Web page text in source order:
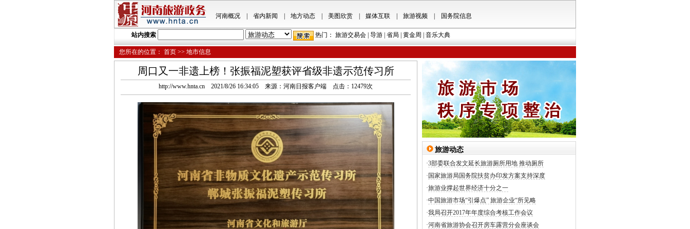
河南概况| 省内新闻 地方动态| 美图欣赏| 媒体互联| 旅游视频| 国务院信息
站内搜索 热门： 旅游交易会 导游 省局 黄金周 音乐大典
您所在的位置： 首页 >> 地市信息
周口又一非遗上榜！张振福泥塑获评省级非遗示范传习所
http://www.hnta.cn 2021/8/26 16:34:05 来源：河南日报客户端 点击： 12479次
旅游动态
·3部委联合发文延长旅游厕所用地 推动厕所
· 国家旅游局国务院扶贫办印发方案支持深度
·旅游业撑起世界经济十分之一
·中国旅游市场“引爆点” 旅游企业“所见略
·我局召开2017年年度综合考核工作会议
·河南省旅游协会召开房车露营分会座谈会